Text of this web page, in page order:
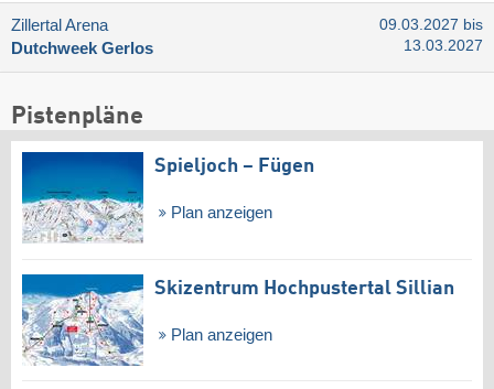
Zillertal Arena
Dutchweek Gerlos
09.03.2027 bis
13.03.2027
Pistenpläne
Spieljoch – Fügen
Plan anzeigen
Skizentrum Hochpustertal Sillian
Plan anzeigen